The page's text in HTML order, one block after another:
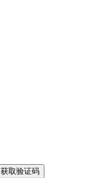
获取验证码